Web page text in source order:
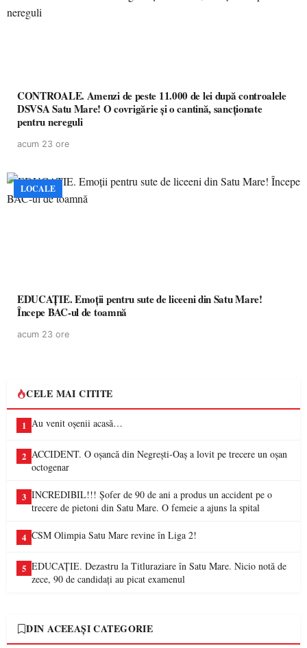
CONTROALE. Amenzi de peste 11.000 de lei după controalele
DSVSA Satu Mare! O covrigărie și o cantină, sancționate
pentru nereguli
acum 23 ore
LOCALE
EDUCAȚIE. Emoții pentru sute de liceeni din Satu Mare!
Începe BAC-ul de toamnă
acum 23 ore
CELE MAI CITITE
1 Au venit oșenii acasă…
2 ACCIDENT. O oșancă din Negrești-Oaș a lovit pe trecere un oșan
octogenar
3 INCREDIBIL!!! Șofer de 90 de ani a produs un accident pe o
trecere de pietoni din Satu Mare. O femeie a ajuns la spital
4 CSM Olimpia Satu Mare revine în Liga 2!
5 EDUCAȚIE. Dezastru la Titluraziare în Satu Mare. Nicio notă de
zece, 90 de candidați au picat examenul
DIN ACEEAȘI CATEGORIE